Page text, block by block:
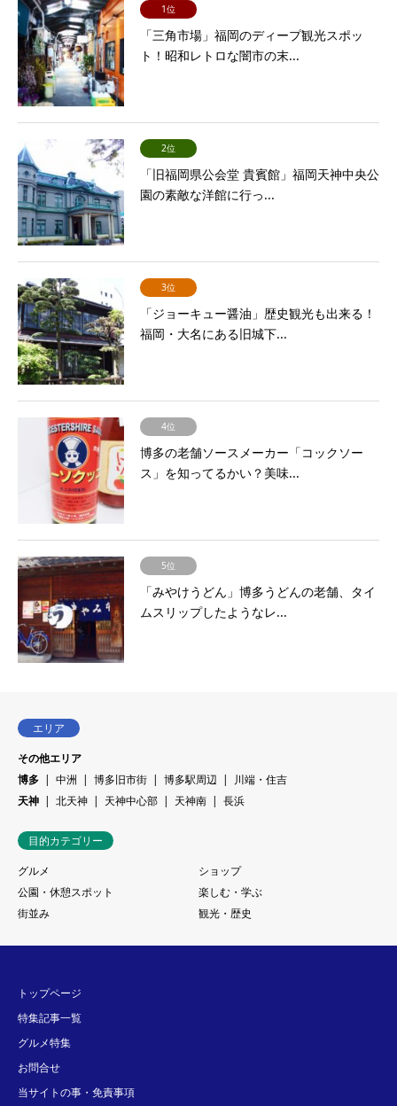
1位
「三角市場」福岡のディープ観光スポッ
ト！昭和レトロな闇市の末...
2位
「旧福岡県公会堂 貴賓館」福岡天神中央公
園の素敵な洋館に行っ...
3位
「ジョーキュー醤油」歴史観光も出来る！
福岡・大名にある旧城下...
4位
博多の老舗ソースメーカー「コックソー
ス」を知ってるかい？美味...
5位
「みやけうどん」博多うどんの老舗、タイ
ムスリップしたようなレ...
エリア
その他エリア
博多
中洲 博多旧市街 博多駅周辺
川端・住吉
天神
北天神 天神中心部 天神南 長浜
目的カテゴリー
グルメ
ショップ
公園・休憩スポット
楽しむ・学ぶ
街並み
観光・歴史
トップページ
特集記事一覧
グルメ特集
お問合せ
当サイトの事・免責事項